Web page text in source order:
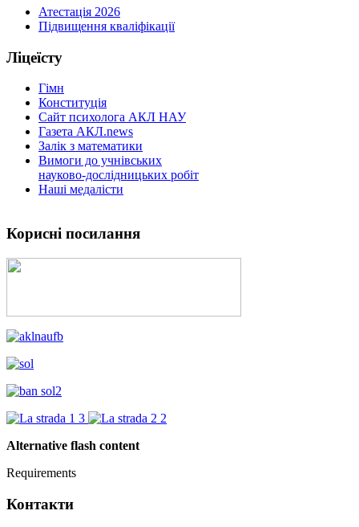
Атестація 2026
Підвищення кваліфікації
Ліцеїсту
Гімн
Конституція
Сайт психолога АКЛ НАУ
Газета АКЛ.news
Залік з математики
Вимоги до учнівських
науково-дослідницьких робіт
Наші медалісти
Корисні посилання
Alternative flash content
Requirements
Контакти